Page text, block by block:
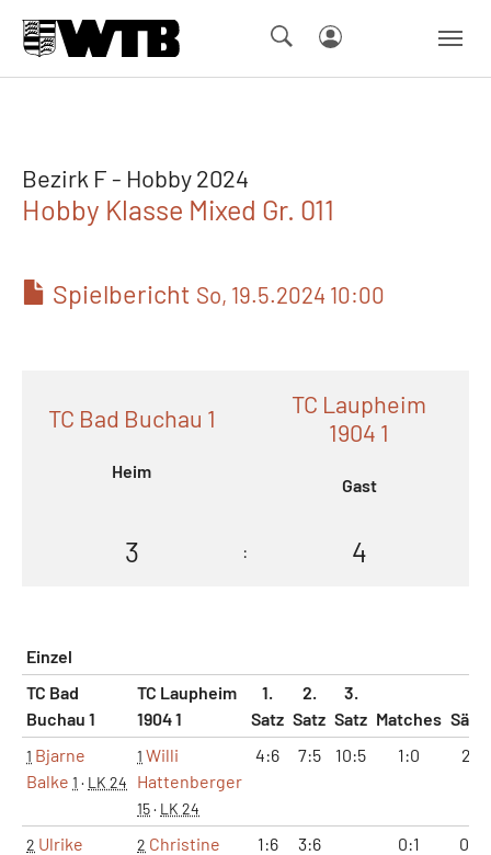
Bezirk F - Hobby 2024
Hobby Klasse Mixed Gr. 011
Spielbericht So, 19.5.2024 10:00
TC Bad Buchau 1
Heim
TC Laupheim
1904 1
Gast
3 : 4
Einzel
TC Bad
Buchau 1
TC Laupheim
1904 1
1.
Satz
2.
Satz
3.
Satz Matches
1 Bjarne
Balke 1 · LK 24
1 Willi
Hattenberger
15· LK 24
4:6 7:5 10:5 1:0 2:1
2 Ulrike
2 Christine
1:6 3:6 0:1 0:2